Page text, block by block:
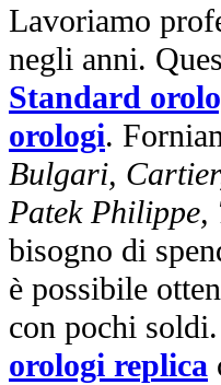
Lavoriamo
negli anni.
Standard
orologi.
Bulgari,
Patek
bisogno di
è possibile
con pochi
orologi replica